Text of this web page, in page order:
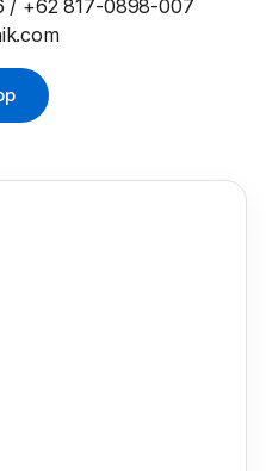
/ +62 817-0898-007